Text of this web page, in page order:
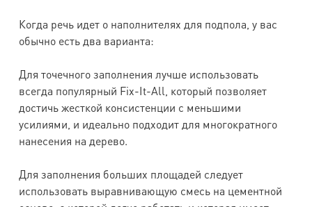
Когда речь идет о наполнителях для подпола, у вас
обычно есть два варианта:
Для точечного заполнения лучше использовать
всегда популярный Fix-It-All, который позволяет
достичь жесткой консистенции с меньшими
усилиями, и идеально подходит для многократного
нанесения на дерево.
Для заполнения больших площадей следует
использовать выравнивающую смесь на цементной